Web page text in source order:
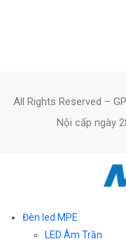
All Rights Reserved –
Nội cấp ngày
Đèn led MPE
LED Âm Trần